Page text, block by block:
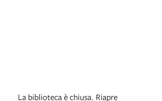
La biblioteca è chiusa. Riapre